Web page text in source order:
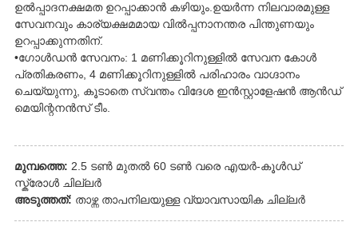
ഉൽപ്പാദനക്ഷമത ഉറപ്പാക്കാൻ കഴിയും.ഉയർന്ന നിലവാരമുള്ള
സേവനവും കാര്യക്ഷമമായ വിൽപ്പനാനന്തര പിന്തുണയും
ഉറപ്പാക്കുന്നതിന്.
•ഗോൾഡൻ സേവനം: 1 മണിക്കൂറിനുള്ളിൽ സേവന കോൾ
പ്രതികരണം, 4 മണിക്കൂറിനുള്ളിൽ പരിഹാരം വാഗ്ദാനം
ചെയ്യുന്നു, കൂടാതെ സ്വന്തം വിദേശ ഇൻസ്റ്റാളേഷൻ ആൻഡ്
മെയിന്റനൻസ് ടീം.
മുമ്പത്തെ: 2.5 ടൺ മുതൽ 60 ടൺ വരെ എയർ-കൂൾഡ്
സ്ക്രോൾ ചില്ലർ
അടുത്തത്: താഴ്ന്ന താപനിലയുള്ള വ്യാവസായിക ചില്ലർ